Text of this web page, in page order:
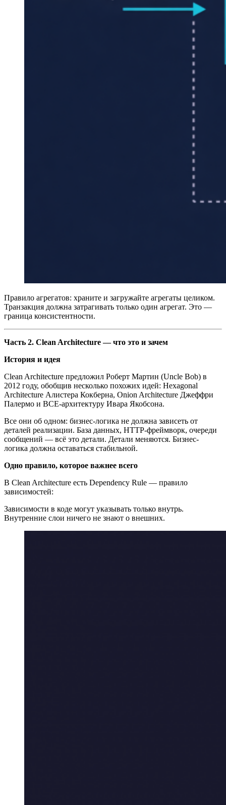
Правило агрегатов: храните и загружайте агрегаты целиком.
Транзакция должна затрагивать только один агрегат. Это —
граница консистентности.
Часть 2. Clean Architecture — что это и зачем
История и идея
Clean Architecture предложил Роберт Мартин (Uncle Bob) в
2012 году, обобщив несколько похожих идей: Hexagonal
Architecture Алистера Кокберна, Onion Architecture Джеффри
Палермо и BCE-архитектуру Ивара Якобсона.
Все они об одном: бизнес-логика не должна зависеть от
деталей реализации. База данных, HTTP-фреймворк, очереди
сообщений — всё это детали. Детали меняются. Бизнес-
логика должна оставаться стабильной.
Одно правило, которое важнее всего
В Clean Architecture есть Dependency Rule — правило
зависимостей:
Зависимости в коде могут указывать только внутрь.
Внутренние слои ничего не знают о внешних.